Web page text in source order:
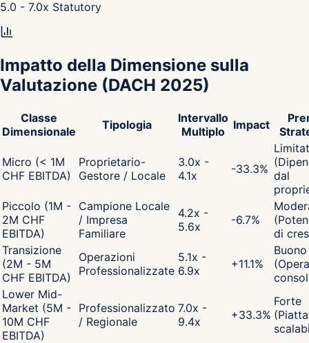
5.0 - 7.0x Statutory
Impatto della Dimensione sulla
Valutazione (DACH 2025)
Classe
Dimensionale
Tipologia
Intervallo
Multiplo
Impact
Micro (< 1M
CHF EBITDA)
Proprietario-
Gestore / Locale
3.0x -
4.1x
-33.3% dal
Piccolo (1M -
2M CHF
EBITDA)
Campione Locale
/ Impresa
Familiare
4.2x -
5.6x
-6.7%
di
Transizione
(2M - 5M
CHF EBITDA)
Operazioni
Professionalizzate
5.1x -
6.9x
+11.1%
Buono
Lower Mid-
Market (5M -
10M CHF
EBITDA)
Professionalizzato
/ Regionale
7.0x -
9.4x
+33.3%
Forte